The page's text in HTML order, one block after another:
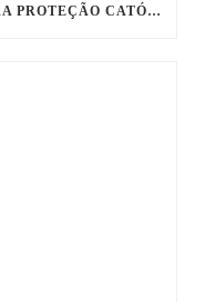
IMPORTÂNCIA DOS ANODOS PARA PROTEÇÃO CATÓDICA DE ESTRUTURAS METÁLICAS ENTERRADAS E/OU SUBMERSAS